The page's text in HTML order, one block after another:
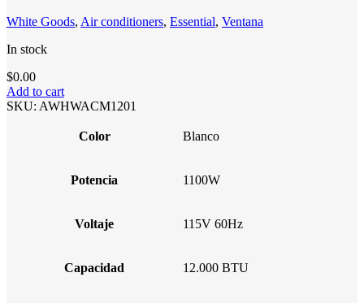
White Goods, Air conditioners, Essential, Ventana
In stock
$0.00
Add to cart
SKU: AWHWACM1201
Color Blanco
Potencia 1100W
Voltaje 115V 60Hz
Capacidad 12.000 BTU